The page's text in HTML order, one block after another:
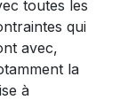
toutes les
qui
avec,
la
à